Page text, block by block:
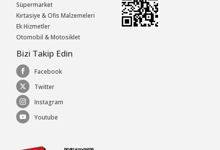
Süpermarket
Kırtasiye & Ofis Malzemeleri
Ek Hizmetler
Otomobil & Motosiklet
Bizi Takip Edin
Facebook
Twitter
Instagram
Youtube